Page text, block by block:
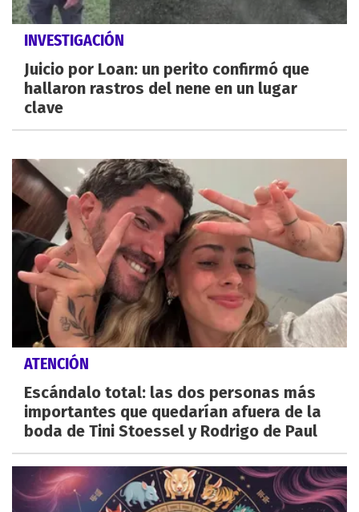
INVESTIGACIÓN
Juicio por Loan: un perito confirmó que
hallaron rastros del nene en un lugar
clave
ATENCIÓN
Escándalo total: las dos personas más
importantes que quedarían afuera de la
boda de Tini Stoessel y Rodrigo de Paul